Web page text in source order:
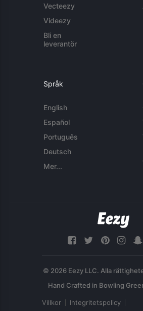
Vecteezy
Videezy
Bli en
leverantör
Språk
English
Español
Português
Deutsch
Mer...
© 2026 Eezy LLC. Alla
Villkor Integritetspolicy